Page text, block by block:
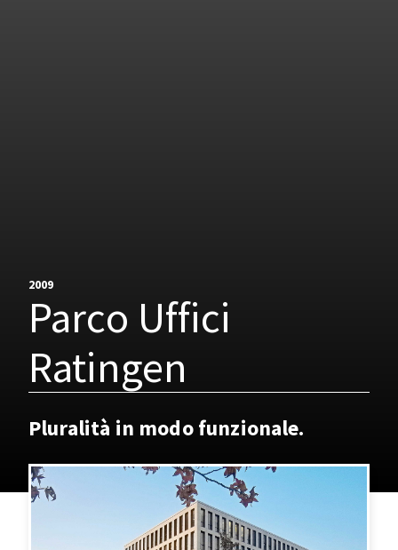
2009
Parco Uffici
Ratingen
Pluralità in modo funzionale.